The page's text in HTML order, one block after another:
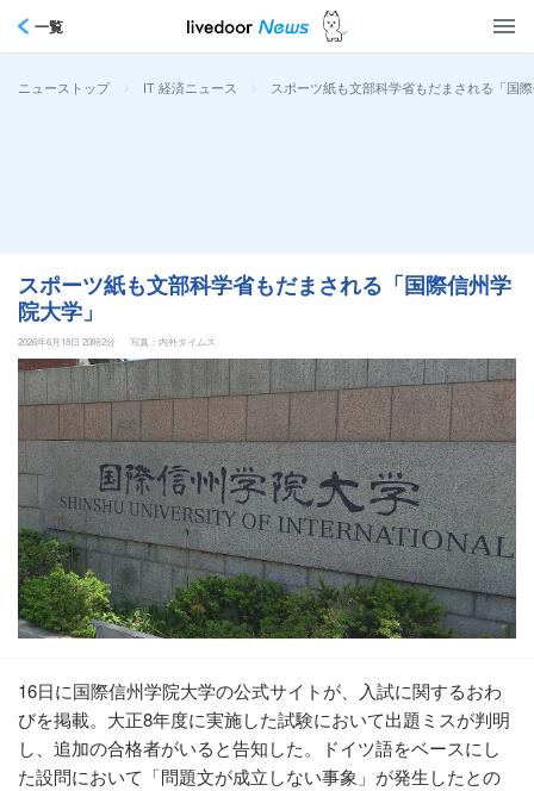
一覧
ニューストップ > IT 経済ニュース > スポーツ紙も文部科学省もだまされる「国
スポーツ紙も文部科学省もだまされる「国際信州学
院大学」
2026年6月18日 20時2分 写真：内外タイムス
16日に国際信州学院大学の公式サイトが、入試に関するおわ
びを掲載。大正8年度に実施した試験において出題ミスが判明
し、追加の合格者がいると告知した。ドイツ語をベースにし
た設問において「問題文が成立しない事象」が発生したとの